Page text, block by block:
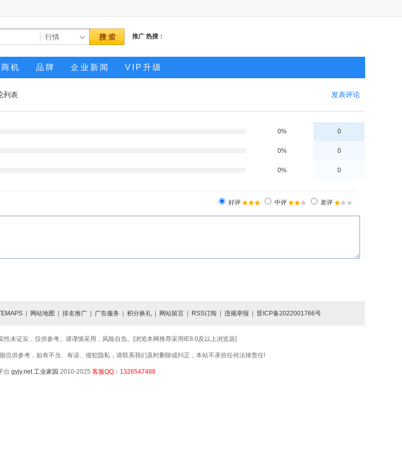
推广 热搜：
商机 品牌 企业新闻 VIP升级
发表评论
列表
0% 0
0% 0
0% 0
好评 中评 差评
网站地图 排名推广 广告服务 积分换礼 网站留言 RSS订阅 违规举报 晋ICP备2022001766号
未证实，仅供参考。请谨慎采用，风险自负。[浏览本网推荐采用IE8.0及以上浏览器]
仅供参考，如有不当、有误、侵犯隐私，请联系我们及时删除或纠正，本站不承担任何法律责任!
台 gyjy.net 工业家园 2010-2025 客服QQ：1326547488